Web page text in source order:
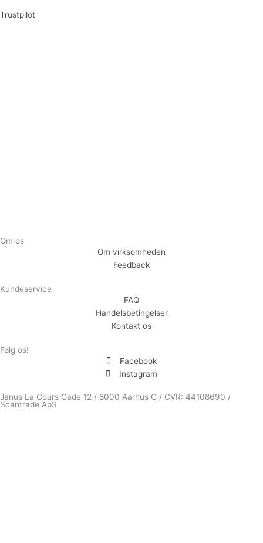
Trustpilot
Om os
Om virksomheden
Feedback
Kundeservice
FAQ
Handelsbetingelser
Kontakt os
Følg os!
Facebook
Instagram
Janus La Cours Gade 12 / 8000 Aarhus C / CVR: 44108690 /
Scantrade ApS